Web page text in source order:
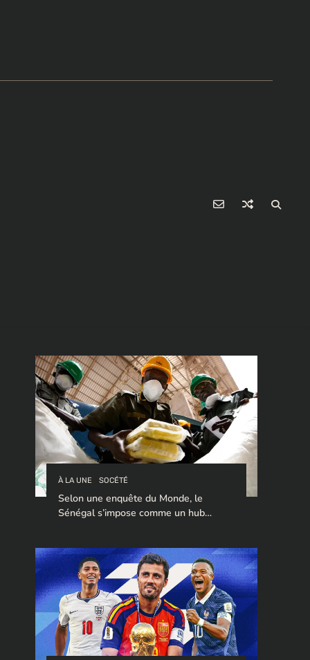
À LA UNE SOCÉTÉ
Selon une enquête du Monde, le
Sénégal s’impose comme un hub